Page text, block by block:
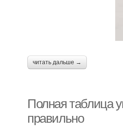
читать дальше →
Полная таблица
правильно